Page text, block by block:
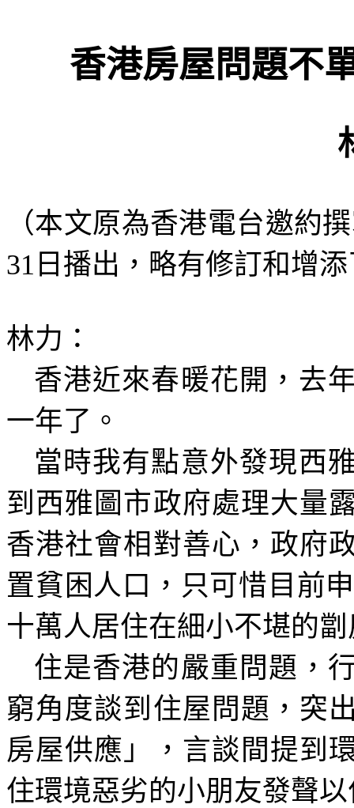
香港房屋問題不
（本文原為香港電台邀約
31 日播出，略有修訂和增
林力：
香港近來春暖花開，去
一年了。
當時我有點意外發現西
到西雅圖市政府處理大量
香港社會相對善心，政府
置貧困人口，只可惜目前
十萬人居住在細小不堪的
住是香港的嚴重問題，
窮角度談到住屋問題，突
房屋供應」，言談間提到
住環境惡劣的小朋友發聲